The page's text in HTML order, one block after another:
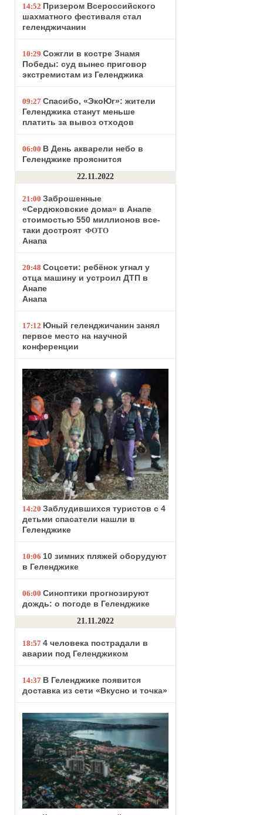
14:52 Призером Всероссийского
шахматного фестиваля стал
геленджичанин
10:29 Сожгли в костре Знамя
Победы: суд вынес приговор
экстремистам из Геленджика
09:27 Спасибо, «ЭкоЮг»: жители
Геленджика станут меньше
платить за вывоз отходов
06:00 В День акварели небо в
Геленджике прояснится
22.11.2022
21:00 Заброшенные
«Сердюковские дома» в Анапе
стоимостью 550 миллионов все-
таки достроят ФОТО
Анапа
20:48 Соцсети: ребёнок угнал у
отца машину и устроил ДТП в
Анапе
Анапа
17:12 Юный геленджичанин занял
первое место на научной
конференции
14:20 Заблудившихся туристов с 4
детьми спасатели нашли в
Геленджике
10:06 10 зимних пляжей оборудуют
в Геленджике
06:00 Синоптики прогнозируют
дождь: о погоде в Геленджике
21.11.2022
18:57 4 человека пострадали в
аварии под Геленджиком
14:37 В Геленджике появится
доставка из сети «Вкусно и точка»